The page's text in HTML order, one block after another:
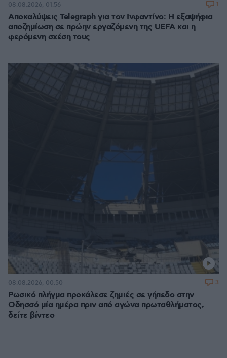
Αποκαλύψεις Telegraph για τον Ινφαντίνο: Η εξαψήφια
αποζημίωση σε πρώην εργαζόμενη της UEFA και η
φερόμενη σχέση τους
08.08.2026, 01:56 1
Ρωσικό πλήγμα προκάλεσε ζημιές σε γήπεδο στην
Οδησσό μία ημέρα πριν από αγώνα πρωταθλήματος,
δείτε βίντεο
08.08.2026, 00:50 3